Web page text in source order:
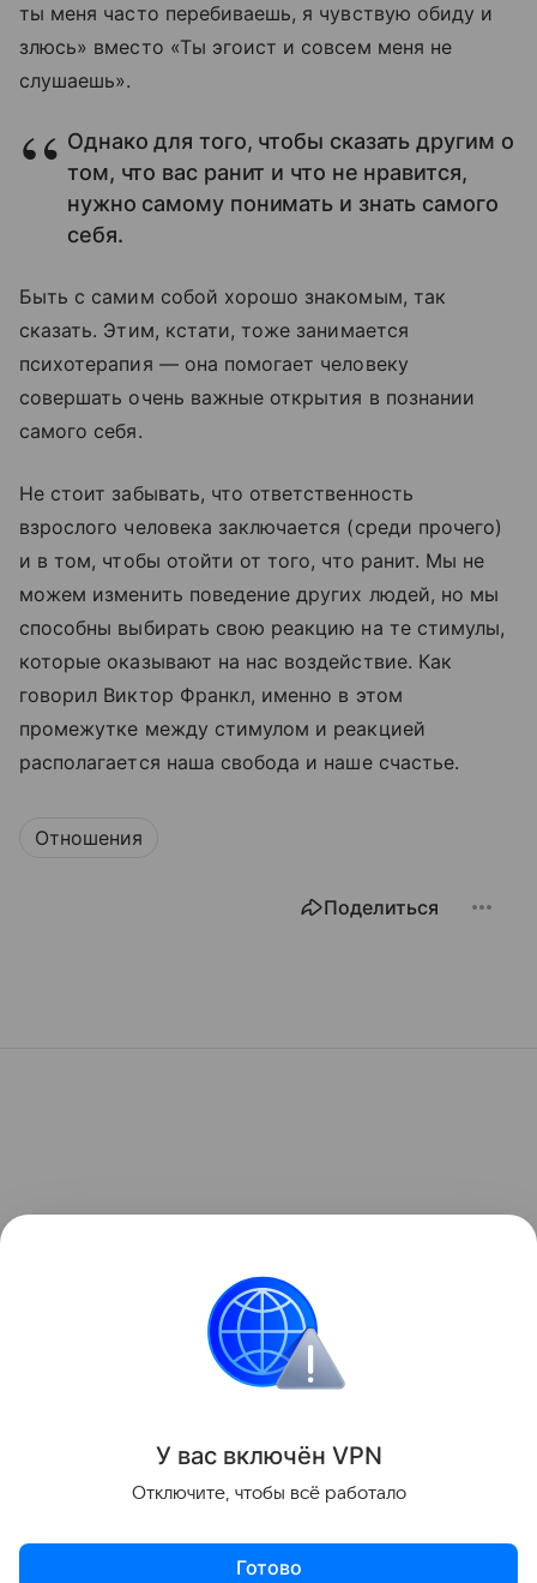
ты меня часто перебиваешь, я чувствую обиду и
злюсь» вместо «Ты эгоист и совсем меня не
слушаешь».
Однако для того, чтобы сказать другим о
том, что вас ранит и что не нравится,
нужно самому понимать и знать самого
себя.
Быть с самим собой хорошо знакомым, так
сказать. Этим, кстати, тоже занимается
психотерапия — она помогает человеку
совершать очень важные открытия в познании
самого себя.
Не стоит забывать, что ответственность
взрослого человека заключается (среди прочего)
и в том, чтобы отойти от того, что ранит. Мы не
можем изменить поведение других людей, но мы
способны выбирать свою реакцию на те стимулы,
которые оказывают на нас воздействие. Как
говорил Виктор Франкл, именно в этом
промежутке между стимулом и реакцией
располагается наша свобода и наше счастье.
Отношения
Поделиться
У вас включён VPN
Отключите, чтобы всё работало
Готово